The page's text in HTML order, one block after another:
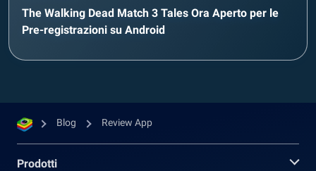
The Walking Dead Match 3 Tales Ora Aperto per le
Pre-registrazioni su Android
Blog Review App
Prodotti